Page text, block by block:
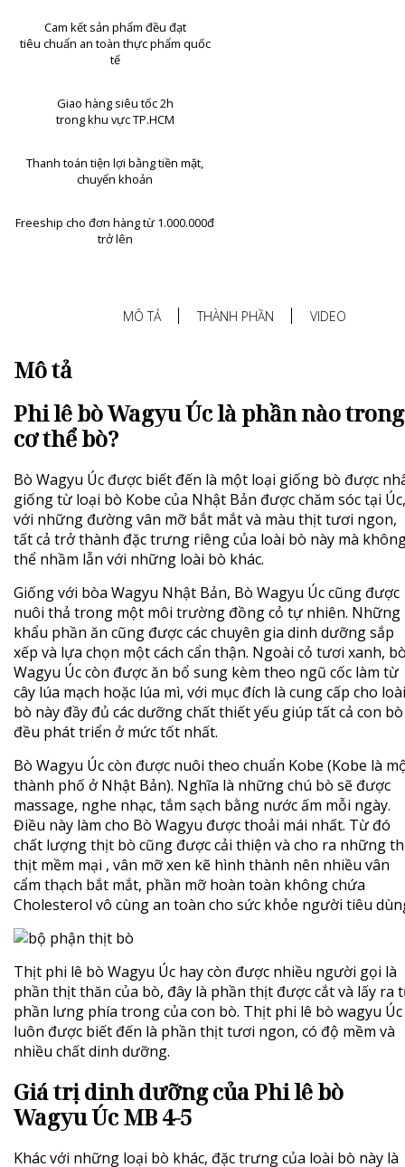
Cam kết sản phẩm đều đạt
tiêu chuẩn an toàn thực phẩm quốc
tế
Giao hàng siêu tốc 2h
trong khu vực TP.HCM
Thanh toán tiện lợi bằng tiền mặt,
chuyển khoản
Freeship cho đơn hàng từ 1.000.000đ
trở lên
MÔ TẢ THÀNH PHẦN VIDEO
Mô tả
Phi lê bò Wagyu Úc là phần nào trong
cơ thể bò?
Bò Wagyu Úc được biết đến là một loại giống bò được
giống từ loại bò Kobe của Nhật Bản được chăm sóc tại
với những đường vân mỡ bắt mắt và màu thịt tươi ngon,
tất cả trở thành đặc trưng riêng của loài bò này mà
thể nhầm lẫn với những loài bò khác.
Giống với bòa Wagyu Nhật Bản, Bò Wagyu Úccũng được
nuôi thả trong một môi trường đồng cỏ tự nhiên. Những
khẩu phần ăn cũng được các chuyên gia dinh dưỡng sắp
xếp và lựa chọn một cách cẩn thận. Ngoài cỏ tươi xanh,
Wagyu Úc còn được ăn bổ sung kèm theo ngũ cốc làm từ
cây lúa mạch hoặc lúa mì, với mục đích là cung cấp cho loài
bò này đầy đủ các dưỡng chất thiết yếu giúp tất cả con bò
đều phát triển ở mức tốt nhất.
Bò Wagyu Úc còn được nuôi theo chuẩn Kobe (Kobe là
thành phố ở Nhật Bản). Nghĩa là những chú bò sẽ được
massage, nghe nhạc, tắm sạch bằng nước ấm mỗi ngày.
Điều này làm cho Bò Wagyu được thoải mái nhất. Từ đó
chất lượng thịt bò cũng được cải thiện và cho ra những
thịt mềm mại , vân mỡ xen kẽ hình thành nên nhiều vân
cẩm thạch bắt mắt, phần mỡ hoàn toàn không chứa
Cholesterol vô cùng an toàn cho sức khỏe người tiêu
Thịt phi lê bò Wagyu Úc hay còn được nhiều người gọi là
phần thịt thăn của bò, đây là phần thịt được cắt và lấy ra
phần lưng phía trong của con bò. Thịt phi lê bò wagyu Úc
luôn được biết đến là phần thịt tươi ngon, có độ mềm và
nhiều chất dinh dưỡng.
Giá trị dinh dưỡng của Phi lê bò
Wagyu Úc MB 4-5
Khác với những loại bò khác, đặc trưng của loài bò này là